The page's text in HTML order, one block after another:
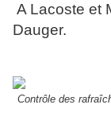
A Lacoste et
Dauger.
Contrôle des